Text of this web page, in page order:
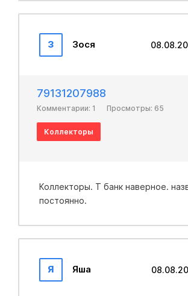
З Зося
79131207988
Комментарии: 1 Просмотры: 65
Коллекторы
Коллекторы. Т банк наверное.
постоянно.
Я Яша